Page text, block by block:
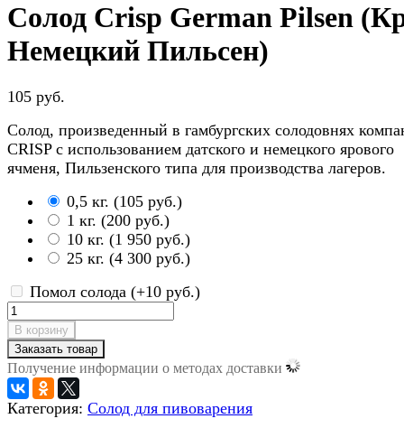
Солод Crisp German Pilsen
Немецкий Пильсен)
105 руб.
Солод, произведенный в гамбургских солодовнях
CRISP с использованием датского и немецкого ярового
ячменя, Пильзенского типа для производства лагеров.
0,5 кг. (105 руб.)
1 кг. (200 руб.)
10 кг. (1 950 руб.)
25 кг. (4 300 руб.)
Помол солода (+10 руб.)
В корзину
Заказать товар
Получение информации о методах доставки
Категория: Солод для пивоварения